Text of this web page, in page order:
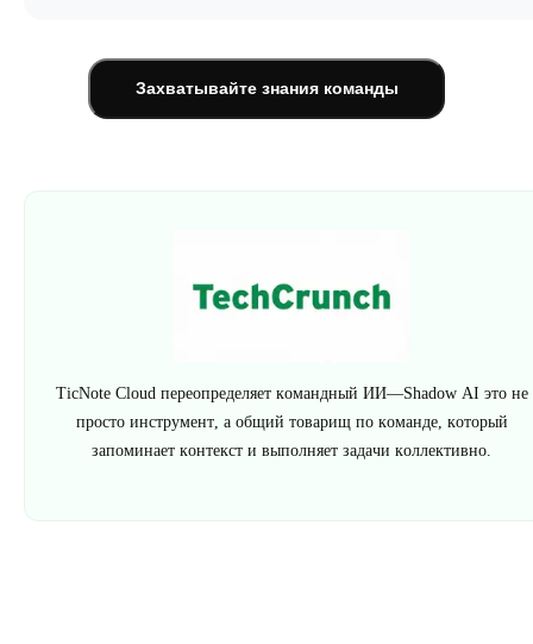
Захватывайте знания команды
TicNote Cloud переопределяет командный ИИ—Shadow AI это не
просто инструмент, а общий товарищ по команде, который
запоминает контекст и выполняет задачи коллективно.